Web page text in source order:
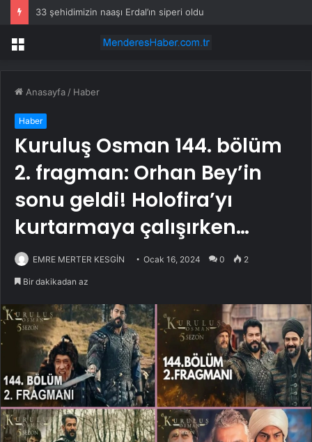
33 şehidimizin naaşı Erdal’ın siperi oldu
Menü
Anasayfa / Haber
Haber
Kuruluş Osman 144. bölüm
2. fragman: Orhan Bey’in
sonu geldi! Holofira’yı
kurtarmaya çalışırken…
EMRE MERTER KESGİN Ocak 16, 2024 0 2
Bir dakikadan az